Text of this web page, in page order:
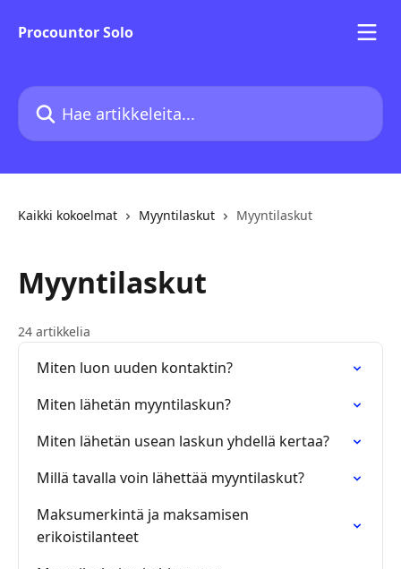
Procountor Solo
Hae artikkeleita...
Kaikki kokoelmat Myyntilaskut Myyntilaskut
Myyntilaskut
24 artikkelia
Miten luon uuden kontaktin?
Miten lähetän myyntilaskun?
Miten lähetän usean laskun yhdellä kertaa?
Millä tavalla voin lähettää myyntilaskut?
Maksumerkintä ja maksamisen
erikoistilanteet